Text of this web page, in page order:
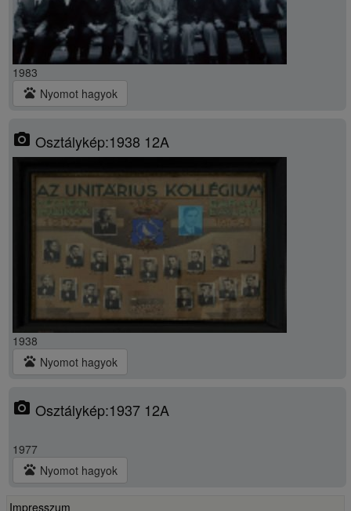
1983
pets Nyomot hagyok
photo_camera Osztálykép:1938 12A
1938
pets Nyomot hagyok
photo_camera Osztálykép:1937 12A
1977
pets Nyomot hagyok
Impresszum